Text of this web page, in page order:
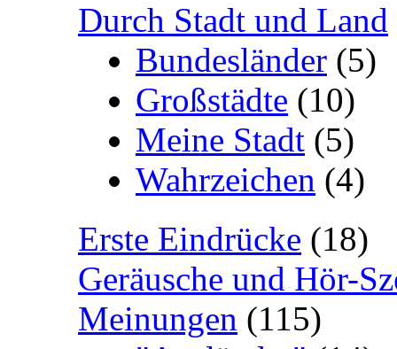
Durch Stadt und Land
Bundesländer (5)
Großstädte (10)
Meine Stadt (5)
Wahrzeichen (4)
Erste Eindrücke (18)
Geräusche und Hör-
Meinungen (115)